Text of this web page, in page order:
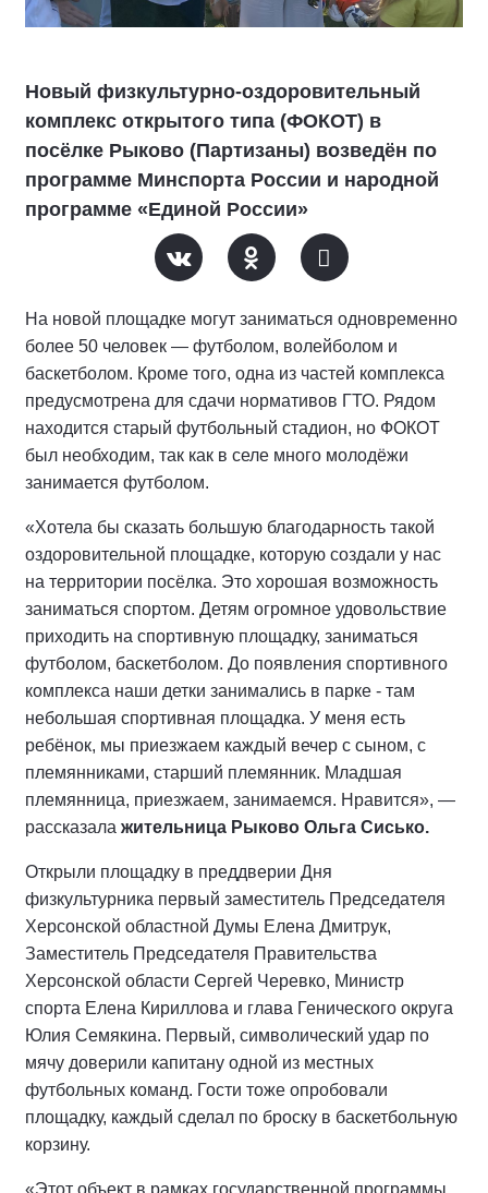
Новый физкультурно-оздоровительный
комплекс открытого типа (ФОКОТ) в
посёлке Рыково (Партизаны) возведён по
программе Минспорта России и народной
программе «Единой России»
На новой площадке могут заниматься одновременно
более 50 человек — футболом, волейболом и
баскетболом. Кроме того, одна из частей комплекса
предусмотрена для сдачи нормативов ГТО. Рядом
находится старый футбольный стадион, но ФОКОТ
был необходим, так как в селе много молодёжи
занимается футболом.
«Хотела бы сказать большую благодарность такой
оздоровительной площадке, которую создали у нас
на территории посёлка. Это хорошая возможность
заниматься спортом. Детям огромное удовольствие
приходить на спортивную площадку, заниматься
футболом, баскетболом. До появления спортивного
комплекса наши детки занимались в парке - там
небольшая спортивная площадка. У меня есть
ребёнок, мы приезжаем каждый вечер с сыном, с
племянниками, старший племянник. Младшая
племянница, приезжаем, занимаемся. Нравится», —
рассказала жительница Рыково Ольга Сисько.
Открыли площадку в преддверии Дня
физкультурника первый заместитель Председателя
Херсонской областной Думы Елена Дмитрук,
Заместитель Председателя Правительства
Херсонской области Сергей Черевко, Министр
спорта Елена Кириллова и глава Генического округа
Юлия Семякина. Первый, символический удар по
мячу доверили капитану одной из местных
футбольных команд. Гости тоже опробовали
площадку, каждый сделал по броску в баскетбольную
корзину.
«Этот объект в рамках государственной программы